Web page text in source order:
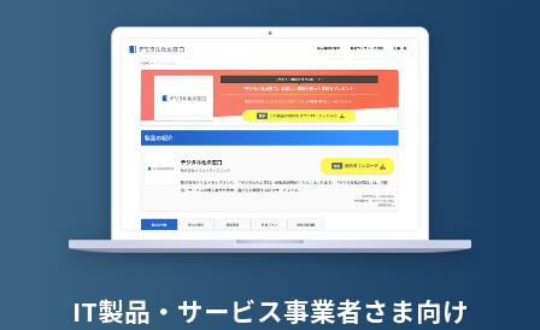
IT製品・サービス事業者さま向け